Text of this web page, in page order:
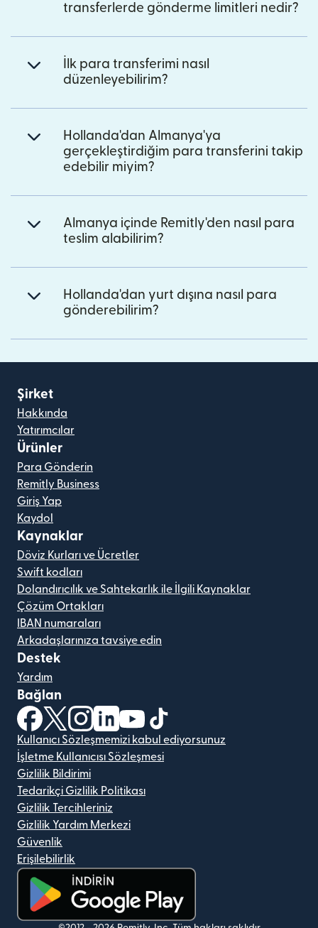
transferlerde gönderme limitleri nedir?
İlk para transferimi nasıl
düzenleyebilirim?
Hollanda'dan Almanya'ya
gerçekleştirdiğim para transferini takip
edebilir miyim?
Almanya içinde Remitly'den nasıl para
teslim alabilirim?
Hollanda'dan yurt dışına nasıl para
gönderebilirim?
Şirket
Hakkında
Yatırımcılar
Ürünler
Para Gönderin
Remitly Business
Giriş Yap
Kaydol
Kaynaklar
Döviz Kurları ve Ücretler
Swift kodları
Dolandırıcılık ve Sahtekarlık ile İlgili Kaynaklar
Çözüm Ortakları
IBAN numaraları
Arkadaşlarınıza tavsiye edin
Destek
Yardım
Bağlan
(yeni pencerede açılır)
(yeni pencerede açılır)
(yeni pencerede açılır)
(yeni pencerede açılır)
(yeni pencerede açılır)
Kullanıcı Sözleşmemizi kabul ediyorsunuz
İşletme Kullanıcısı Sözleşmesi
Gizlilik Bildirimi
Tedarikçi Gizlilik Politikası
Gizlilik Tercihleriniz
Gizlilik Yardım Merkezi
Güvenlik
Erişilebilirlik